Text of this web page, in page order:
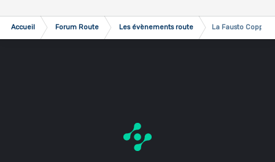
Accueil Forum Route Les évènements route La Fausto Coppi